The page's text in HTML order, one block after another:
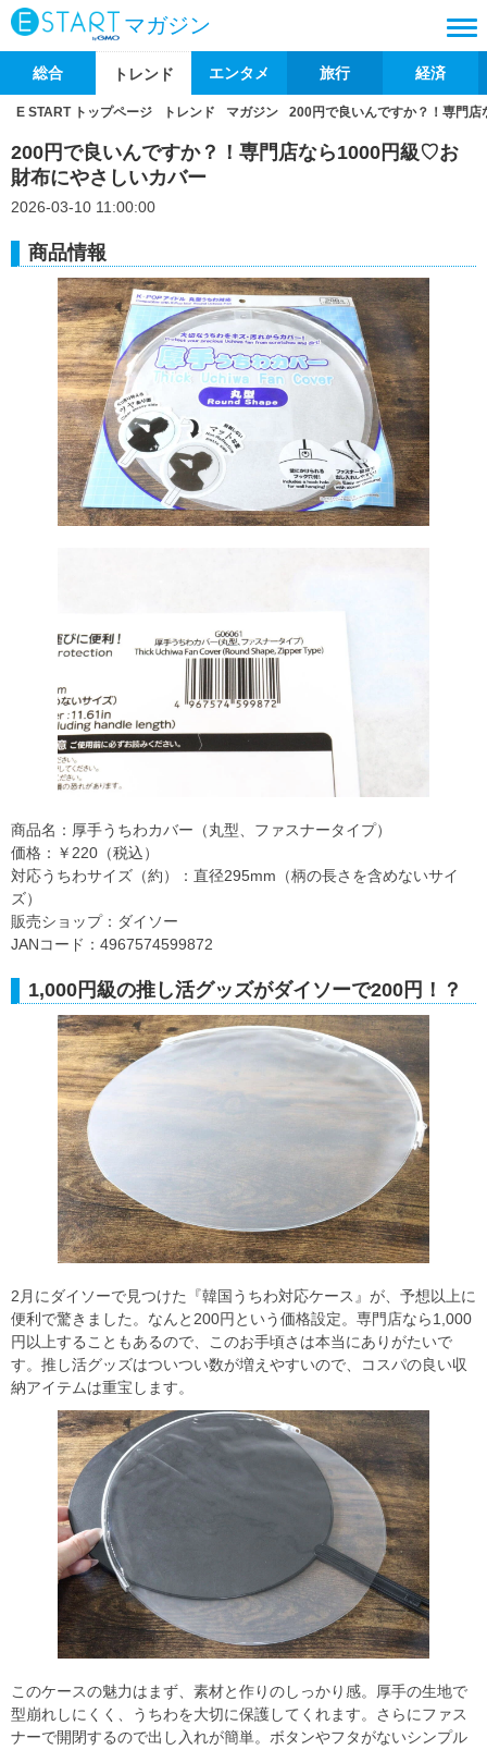
マガジン
総合 トレンド エンタメ 旅行 経済
E START トップページ トレンド マガジン 200円で良いんですか？！専門
200円で良いんですか？！専門店なら1000円級♡お
財布にやさしいカバー
2026-03-10 11:00:00
商品情報
商品名：厚手うちわカバー（丸型、ファスナータイプ）
価格：￥220（税込）
対応うちわサイズ（約）：直径295mm（柄の長さを含めないサイ
ズ）
販売ショップ：ダイソー
JANコード：4967574599872
1,000円級の推し活グッズがダイソーで200円！？
2月にダイソーで見つけた『韓国うちわ対応ケース』が、予想以上に
便利で驚きました。なんと200円という価格設定。専門店なら1,000
円以上することもあるので、このお手頃さは本当にありがたいで
す。推し活グッズはついつい数が増えやすいので、コスパの良い収
納アイテムは重宝します。
このケースの魅力はまず、素材と作りのしっかり感。厚手の生地で
型崩れしにくく、うちわを大切に保護してくれます。さらにファス
ナーで開閉するので出し入れが簡単。ボタンやフタがないシンプル